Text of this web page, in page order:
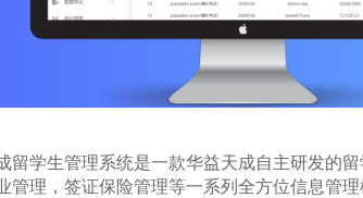
留学生管理系统是一款华益天成自主研发的
管理，签证保险管理等一系列全方位信息管理